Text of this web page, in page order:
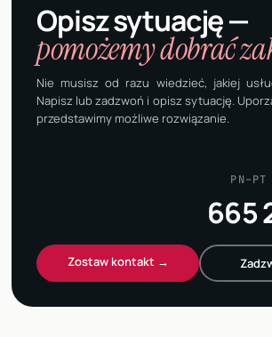
Opisz sytuację —
pomożemy dobrać
Nie musisz od razu wiedzieć, jakiej
Napisz lub zadzwoń i opisz sytuację.
przedstawimy możliwe rozwiązanie.
665
Zostaw kontakt →